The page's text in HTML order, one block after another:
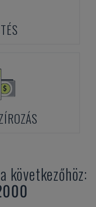
következőhöz: